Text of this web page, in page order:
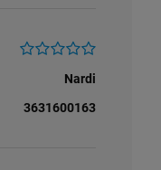
Nardi
3631600163